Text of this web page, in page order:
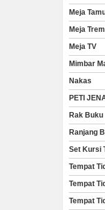
Meja
Meja
Meja TV
Mimbar
Nakas
PETI
Rak Buku
Ranjang
Set Kursi
Tempat
Tempat
Tempat